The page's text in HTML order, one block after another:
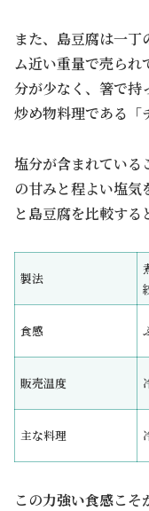
また、島豆腐は一丁
ム近い重量で売ら
分が少なく、箸で持
炒め物料理である「
塩分が含まれている
の甘みと程よい塩
と島豆腐を比較する
製法
食感
販売温度
主な料理
この力強い食感こそ